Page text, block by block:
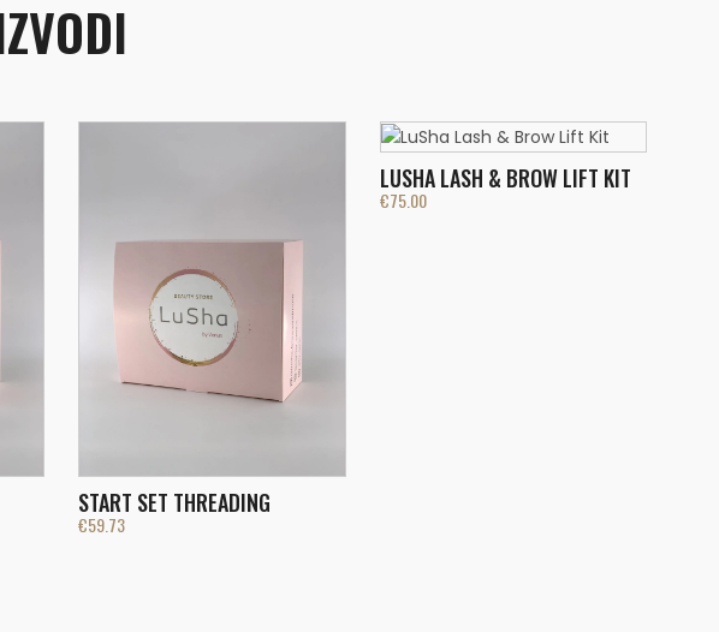
START SET THREADING
€59.73
LUSHA LASH & BROW LIFT KIT
€75.00